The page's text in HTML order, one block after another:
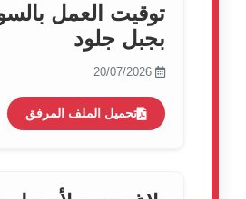
توقيت العمل
بجبل جلود
تحميل الملف المرفق